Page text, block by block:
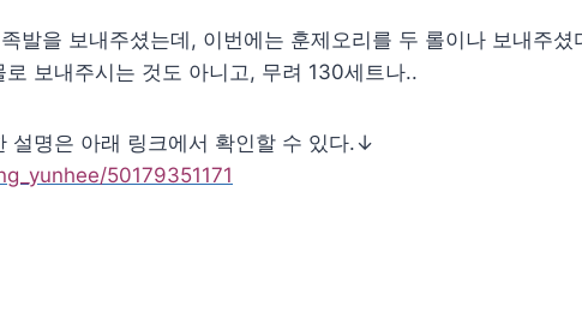
발을 보내주셨는데, 이번에는 훈제오리를 두 롤이나 보내주셨
보내주시는 것도 아니고, 무려 130세트나..
설명은 아래 링크에서 확인할 수 있다.↓
50179351171